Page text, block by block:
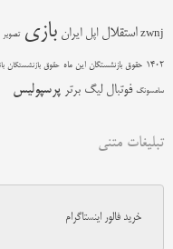
zwnj استقلال اپل ایران بازی
1402 حقوق بازنشستگان این ماه حقوق بازنشستگان
سامسونگ فوتبال لیگ برتر پرسپولیس
تبلیغات متنی
خرید فالور اینستاگرام